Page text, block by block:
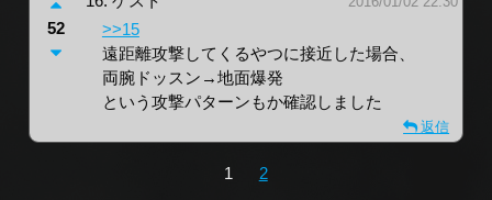
>>15
遠距離攻撃してくるやつに接近した場合、
両腕ドッスン→地面爆発
という攻撃パターンもか確認しました
52
返信
1 2